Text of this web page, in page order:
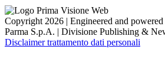
Copyright 2026 | Engineered and
Parma S.p.A. | Divisione Publishing &
Disclaimer trattamento dati personali